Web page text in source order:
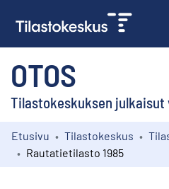
OTOS
Tilastokeskuksen julkaisut
Kokoelmat
Etusivu Tilastokeskus
Rautatietilasto 1985